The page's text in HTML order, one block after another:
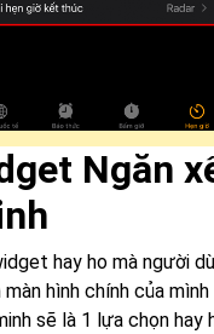
Ngăn
hay ho mà người
hình chính của
sẽ là 1 lựa chọn hay